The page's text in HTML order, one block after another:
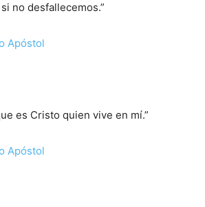
no desfallecemos.”
Apóstol
es Cristo quien vive en mí.”
Apóstol